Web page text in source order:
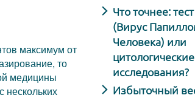
максимум от
то
медицины
нескольких
Что точнее:
(Вирус
Человека) или
исследования?
Избыточный